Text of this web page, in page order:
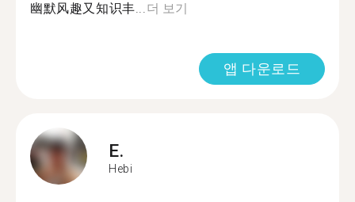
幽默风趣又知识丰...더 보기
앱 다운로드
E.
Hebi